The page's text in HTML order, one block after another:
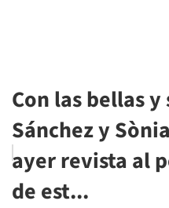
Con las bellas y
Sánchez y
ayer revista al
de est...